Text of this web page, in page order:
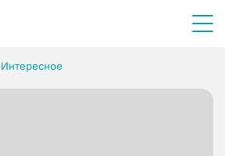
Интересное